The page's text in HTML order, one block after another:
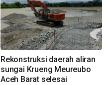
Rekonstruksi daerah aliran
sungai Krueng Meureubo
Aceh Barat selesai